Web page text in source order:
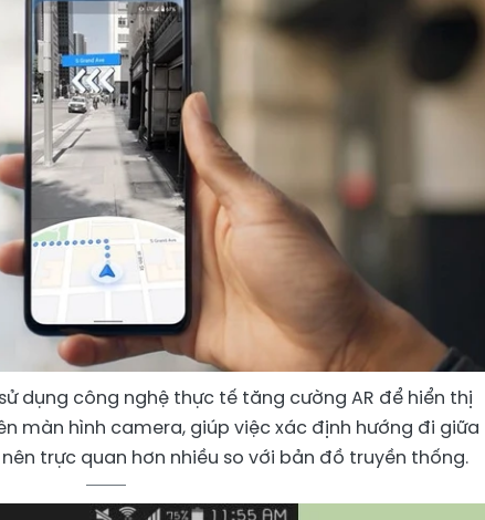
dụng công nghệ thực tế tăng cường AR để hiển thị
màn hình camera, giúp việc xác định hướng đi giữa
trực quan hơn nhiều so với bản đồ truyền thống.